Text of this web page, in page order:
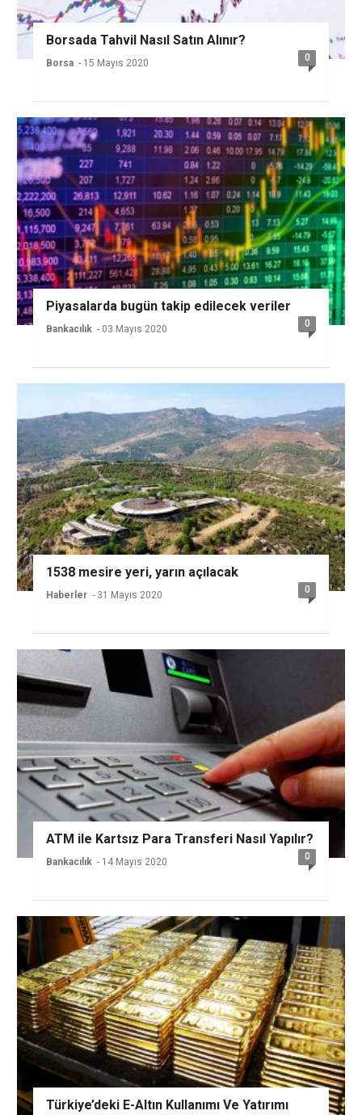
Borsada Tahvil Nasıl Satın Alınır?
Borsa - 15 Mayıs 2020 0
Piyasalarda bugün takip edilecek veriler
Bankacılık - 03 Mayıs 2020 0
1538 mesire yeri, yarın açılacak
Haberler - 31 Mayıs 2020 0
ATM ile Kartsız Para Transferi Nasıl Yapılır?
Bankacılık - 14 Mayıs 2020 0
Türkiye’deki E-Altın Kullanımı Ve Yatırımı